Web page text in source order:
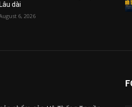
Lâu dài
6, 2026